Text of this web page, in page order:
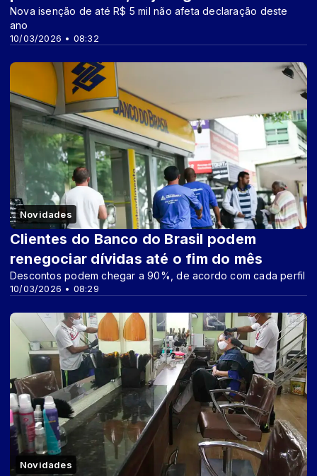
10/03/2026 • 08:32
Nova isenção de até R$ 5 mil não afeta declaração deste
ano
Novidades
10/03/2026 • 08:29
Clientes do Banco do Brasil podem
renegociar dívidas até o fim do mês
Descontos podem chegar a 90%, de acordo com cada perfil
Novidades